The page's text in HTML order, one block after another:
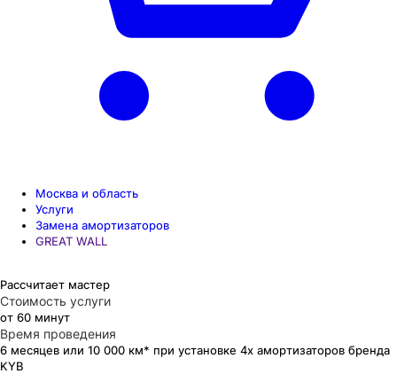
Москва и область
Услуги
Замена амортизаторов
GREAT WALL
Рассчитает мастер
Стоимость услуги
от 60 минут
Время проведения
6 месяцев или 10 000 км* при установке 4х амортизаторов бренда
KYB